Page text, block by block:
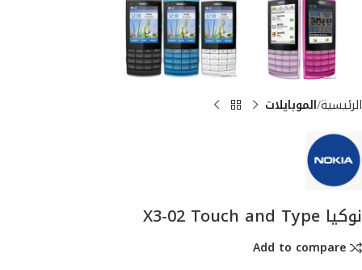
الرئيسية الموبايلات
نوكيا X3-02 Touch and Type
Add to compare